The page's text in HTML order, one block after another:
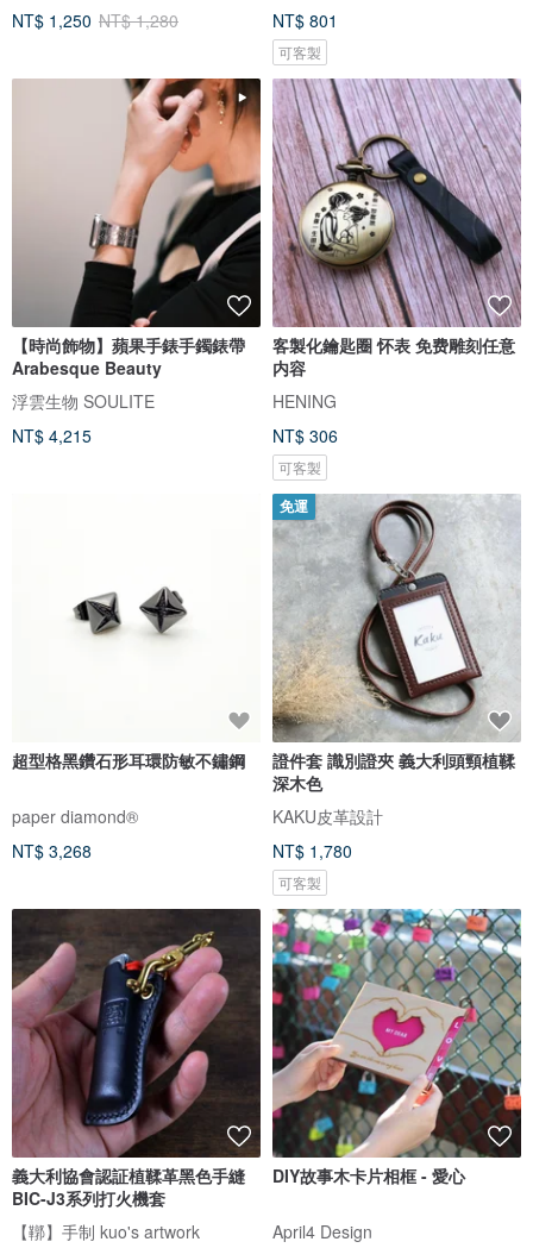
NT$ 1,250 NT$ 1,280
NT$ 801
可客製
【時尚飾物】蘋果手錶手鐲錶帶
Arabesque Beauty
浮雲生物 SOULITE
NT$ 4,215
客製化鑰匙圈 怀表 免费雕刻任意
内容
HENING
NT$ 306
可客製
超型格黑鑽石形耳環防敏不鏽鋼
paper diamond®
NT$ 3,268
免運
證件套 識別證夾 義大利頭頸植鞣
深木色
KAKU皮革設計
NT$ 1,780
可客製
義大利協會認証植鞣革黑色手縫
BIC-J3系列打火機套
【鞹】手制 kuo's artwork
DIY故事木卡片相框 - 愛心
April4 Design